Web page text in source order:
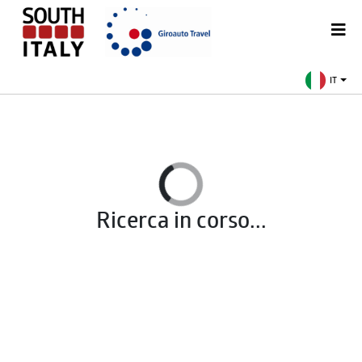
IT
Ricerca in corso...